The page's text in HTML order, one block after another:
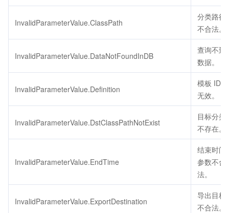
InvalidParameterValue.ClassPath
分类路径
不合法。
InvalidParameterValue.DataNotFoundInDB
查询不到
数据。
InvalidParameterValue.Definition
模板 ID
无效。
InvalidParameterValue.DstClassPathNotExist
目标分类
不存在。
InvalidParameterValue.EndTime
结束时间
参数不合
法。
InvalidParameterValue.ExportDestination
导出目标
不合法。